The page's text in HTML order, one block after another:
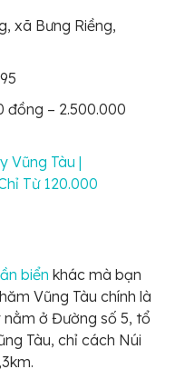
xã Bưng Riềng,
đồng – 2.500.000
Vũng Tàu |
Từ 120.000
biển khác mà bạn
Vũng Tàu chính là
nằm ở Đường số 5, tổ
Tàu, chỉ cách Núi